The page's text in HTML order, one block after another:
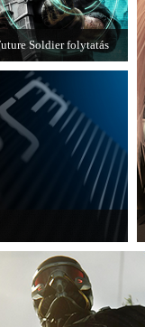
Soldier folytatás
hogy készülőben
Future Soldier
PS3 átlépte a 30